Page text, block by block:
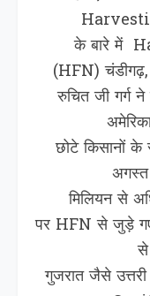
के बारे में
(HFN) चंडीगढ़,
रुचित जी
छोटे किसानों
मिलियन से
पर HFN से जुड़े
गुजरात जैसे